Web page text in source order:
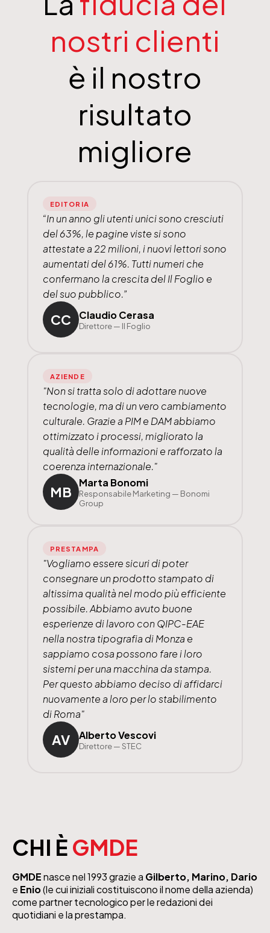
nostri clienti
è il nostro
risultato
migliore
EDITORIA
“In un anno gli utenti unici sono cresciuti
del 63%, le pagine viste si sono
attestate a 22 milioni, i nuovi lettori sono
aumentati del 61%. Tutti numeri che
confermano la crescita del Il Foglio e
del suo pubblico.”
CC Claudio Cerasa
Direttore — Il Foglio
AZIENDE
"Non si tratta solo di adottare nuove
tecnologie, ma di un vero cambiamento
culturale. Grazie a PIM e DAM abbiamo
ottimizzato i processi, migliorato la
qualità delle informazioni e rafforzato la
coerenza internazionale."
MB
Marta Bonomi
Responsabile Marketing — Bonomi
Group
PRESTAMPA
"Vogliamo essere sicuri di poter
consegnare un prodotto stampato di
altissima qualità nel modo più efficiente
possibile. Abbiamo avuto buone
esperienze di lavoro con QIPC-EAE
nella nostra tipografia di Monza e
sappiamo cosa possono fare i loro
sistemi per una macchina da stampa.
Per questo abbiamo deciso di affidarci
nuovamente a loro per lo stabilimento
di Roma"
AV Alberto Vescovi
Direttore — STEC
CHI È GMDE
GMDEnasce nel 1993 grazie a Gilberto, Marino, Dario
e Enio(le cui iniziali costituiscono il nome della azienda)
come partner tecnologico per le redazioni dei
quotidiani e la prestampa.